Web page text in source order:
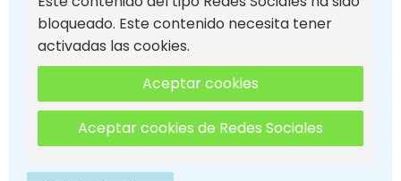
bloqueado. Este contenido necesita tener
activadas las cookies.
Aceptar cookies
Aceptar cookies de Redes Sociales